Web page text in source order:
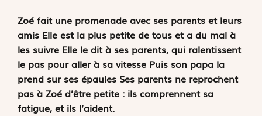
Zoé fait une promenade avec ses parents et leurs
amis Elle est la plus petite de tous et a du mal à
les suivre Elle le dit à ses parents, qui ralentissent
le pas pour aller à sa vitesse Puis son papa la
prend sur ses épaules Ses parents ne reprochent
pas à Zoé d’être petite : ils comprennent sa
fatigue, et ils l’aident.